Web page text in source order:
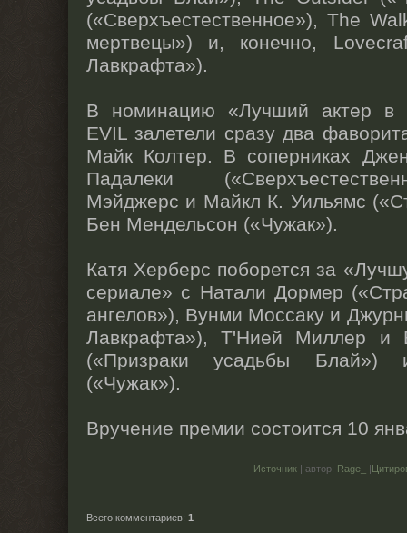
(«Сверхъестественное»), The
мертвецы») и, конечно,
Лавкрафта»).
В номинацию «Лучший актер в
EVIL залетели сразу два
Майк Колтер. В соперниках
Падалеки
Мэйджерс и Майкл К. Уильямс
Бен Мендельсон («Чужак»).
Катя Херберс поборется за
сериале» с Натали Дормер
ангелов»), Вунми Моссаку и
Лавкрафта»), Т'Нией Миллер и
(«Призраки усадьбы
(«Чужак»).
Вручение премии состоится 10
Источник | автор: Rage_ |
Всего комментариев: 1